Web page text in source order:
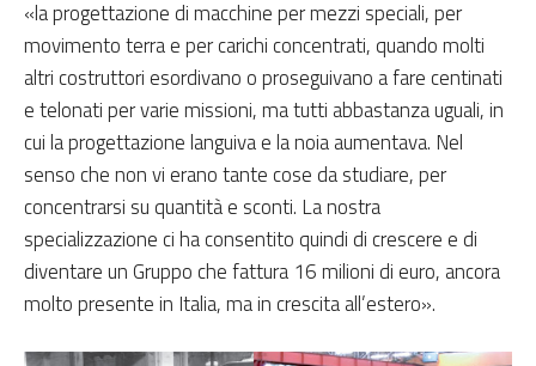
«la progettazione di macchine per mezzi speciali, per
movimento terra e per carichi concentrati, quando molti
altri costruttori esordivano o proseguivano a fare centinati
e telonati per varie missioni, ma tutti abbastanza uguali, in
cui la progettazione languiva e la noia aumentava. Nel
senso che non vi erano tante cose da studiare, per
concentrarsi su quantità e sconti. La nostra
specializzazione ci ha consentito quindi di crescere e di
diventare un Gruppo che fattura 16 milioni di euro, ancora
molto presente in Italia, ma in crescita all’estero».